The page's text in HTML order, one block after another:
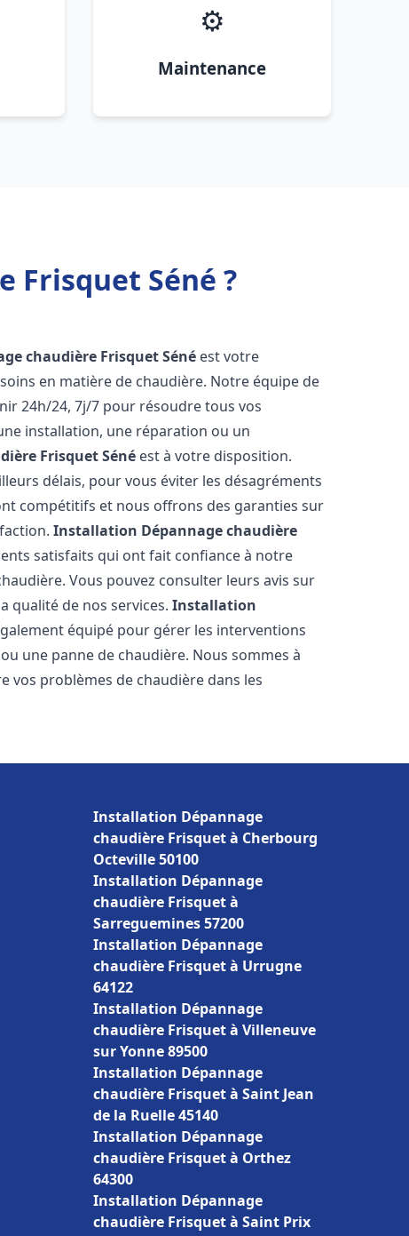
⚙️
Maintenance
Frisquet Séné ?
chaudière FrisquetSéné est votre
en matière de chaudière. Notre équipe de
24h/24, 7j/7 pour résoudre tous vos
installation, une réparation ou un
FrisquetSéné est à votre disposition.
délais, pour vous éviter les désagréments
compétitifs et nous offrons des garanties sur
Installation Dépannage chaudière
satisfaits qui ont fait confiance à notre
Vous pouvez consulter leurs avis sur
qualité de nos services.Installation
équipé pour gérer les interventions
une panne de chaudière. Nous sommes à
vos problèmes de chaudière dans les
Installation Dépannage
chaudière Frisquet à Cherbourg
Octeville 50100
Installation Dépannage
chaudière Frisquet à
Sarreguemines 57200
Installation Dépannage
chaudière Frisquet à Urrugne
64122
Installation Dépannage
chaudière Frisquet à Villeneuve
sur Yonne 89500
Installation Dépannage
chaudière Frisquet à Saint Jean
de la Ruelle 45140
Installation Dépannage
chaudière Frisquet à Orthez
64300
Installation Dépannage
chaudière Frisquet à Saint Prix